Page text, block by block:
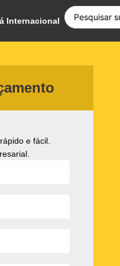
Internacional
e fácil.